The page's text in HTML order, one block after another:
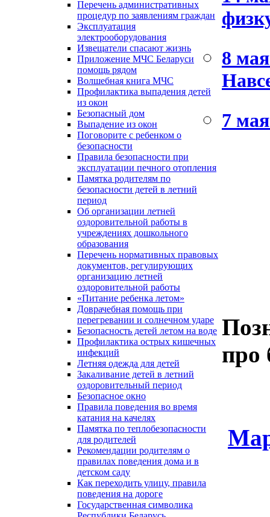
Перечень административных
процедур по заявлениям граждан
Эксплуатация
электрооборудования
Извещатели спасают жизнь
Приложение МЧС Беларуси
помощь рядом
Волшебная книга МЧС
Профилактика выпадения детей
из окон
Безопасный дом
Выпадение из окон
Поговорите с ребенком о
безопасности
Правила безопасности при
эксплуатации печного отопления
Памятка родителям по
безопасности детей в летний
период
Об организации летней
оздоровительной работы в
учреждениях дошкольного
образования
Перечень нормативных правовых
документов, регулирующих
организацию летней
оздоровительной работы
«Питание ребенка летом»
Доврачебная помощь при
перегревании и солнечном ударе
Безопасность детей летом на воде
Профилактика острых кишечных
инфекций
Летняя одежда для детей
Закаливание детей в летний
оздоровительный период
Безопасное окно
Правила поведения во время
катания на качелях
Памятка по теплобезопасности
для родителей
Рекомендации родителям о
правилах поведения дома и в
детском саду
Как переходить улицу, правила
поведения на дороге
Государственная символика
8
7
про